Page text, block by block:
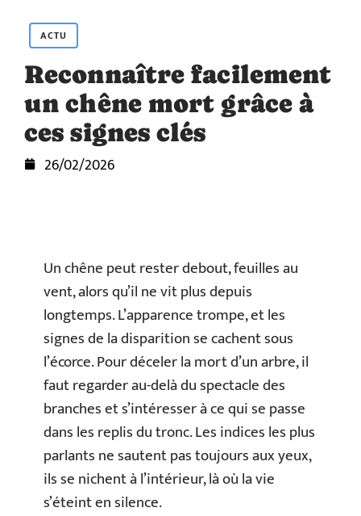
ACTU
Reconnaître facilement
un chêne mort grâce à
ces signes clés
26/02/2026
Un chêne peut rester debout, feuilles au
vent, alors qu’il ne vit plus depuis
longtemps. L’apparence trompe, et les
signes de la disparition se cachent sous
l’écorce. Pour déceler la mort d’un arbre, il
faut regarder au-delà du spectacle des
branches et s’intéresser à ce qui se passe
dans les replis du tronc. Les indices les plus
parlants ne sautent pas toujours aux yeux,
ils se nichent à l’intérieur, là où la vie
s’éteint en silence.